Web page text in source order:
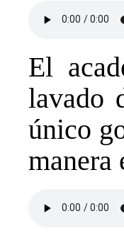
El
lavado
único
manera